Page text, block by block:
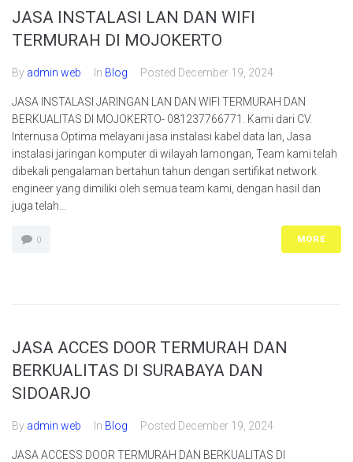
JASA INSTALASI LAN DAN WIFI
TERMURAH DI MOJOKERTO
By admin web In Blog Posted December 19, 2024
JASA INSTALASI JARINGAN LAN DAN WIFI TERMURAH DAN
BERKUALITAS DI MOJOKERTO- 081237766771. Kami dari CV.
Internusa Optima melayani jasa instalasi kabel data lan, Jasa
instalasi jaringan komputer di wilayah lamongan, Team kami telah
dibekali pengalaman bertahun tahun dengan sertifikat network
engineer yang dimiliki oleh semua team kami, dengan hasil dan
juga telah...
0 MORE
JASA ACCES DOOR TERMURAH DAN
BERKUALITAS DI SURABAYA DAN
SIDOARJO
By admin web In Blog Posted December 19, 2024
JASA ACCESS DOOR TERMURAH DAN BERKUALITAS DI